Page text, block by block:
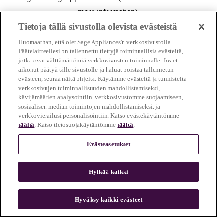
more information).
n
Tietoja tällä sivustolla olevista evästeistä
Huomaathan, että olet Sage Appliances'n verkkosivustolla.
Päätelaitteellesi on tallennettu tiettyjä toiminnallisia evästeitä,
jotka ovat välttämättömiä verkkosivuston toiminnalle. Jos et
aikonut päätyä tälle sivustolle ja haluat poistaa tallennetun
evästeen, seuraa näitä ohjeita. Käytämme evästeitä ja tunnisteita
verkkosivujen toiminnallisuuden mahdollistamiseksi,
kävijämäärien analysointiin, verkkosivustomme suojaamiseen,
sosiaalisen median toimintojen mahdollistamiseksi, ja
verkkovierailusi personalisointiin. Katso evästekäytäntömme
täältä. Katso tietosuojakäytäntömmetäältä.
Evästeasetukset
Hylkää kaikki
Hyväksy kaikki evästeet